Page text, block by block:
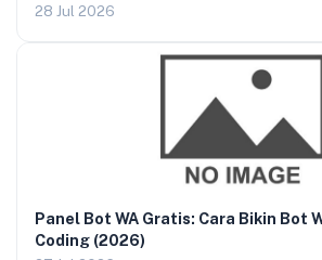
28 Jul 2026
Panel Bot WA Gratis: Cara Bikin Bot
Coding (2026)